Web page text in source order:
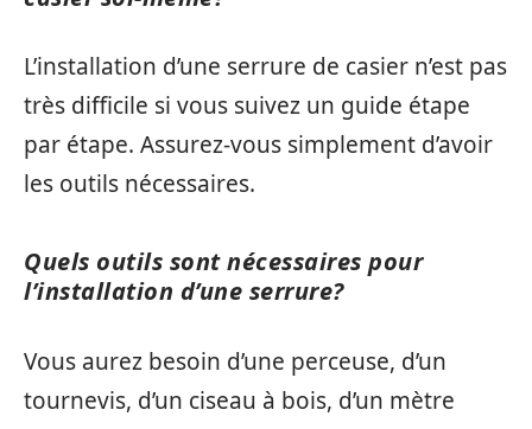
L’installation d’une serrure de casier n’est pas
très difficile si vous suivez un guide étape
par étape. Assurez-vous simplement d’avoir
les outils nécessaires.
Quels outils sont nécessaires pour
l’installation d’une serrure?
Vous aurez besoin d’une perceuse, d’un
tournevis, d’un ciseau à bois, d’un mètre